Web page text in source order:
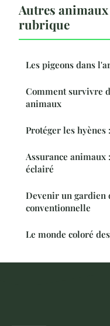
Autres
rubrique
Les pigeons dans
Comment survivre
animaux
Protéger les hyènes
Assurance
éclairé
Devenir un gardien
conventionnelle
Le monde coloré